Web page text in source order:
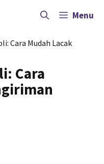
Menu
Cara Mudah Lacak
Cara